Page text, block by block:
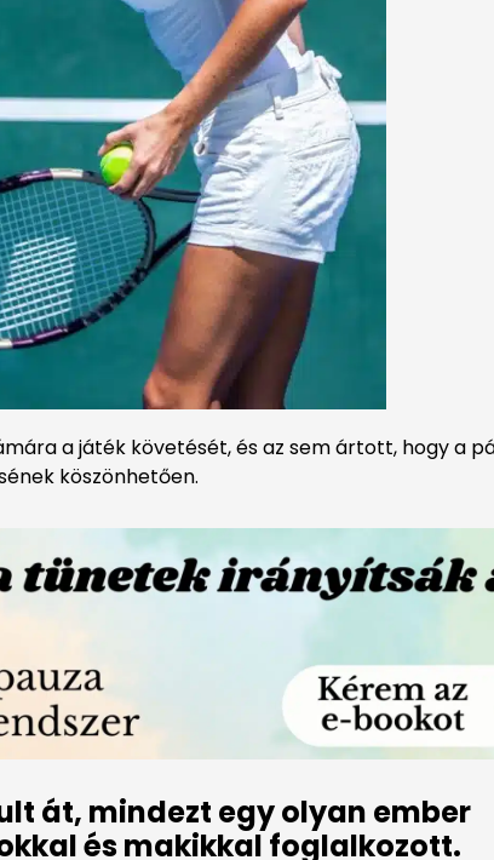
a játék követését, és az sem ártott, hogy a
köszönhetően.
át, mindezt egy olyan ember
és makikkal foglalkozott.